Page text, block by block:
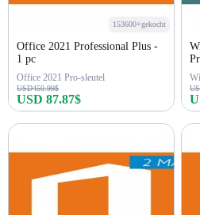
153600+gekocht
Office 2021 Professional Plus -
1 pc
Office 2021 Pro-sleutel
USD450.99$
USD 87.87$